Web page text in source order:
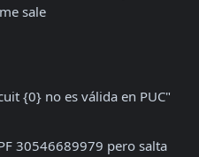
sale
30546689979 pero salta